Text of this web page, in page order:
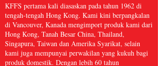
KFFS pertama kali diasaskan pada tahun 1962 di
tengah-tengah Hong Kong. Kami kini berpangkalan
di Vancouver, Kanada mengimport produk kami dari
Hong Kong, Tanah Besar China, Thailand,
Singapura, Taiwan dan Amerika Syarikat, selain
kami juga mempunyai perwakilan yang kukuh bagi
produk domestik. Dengan lebih 60 tahun